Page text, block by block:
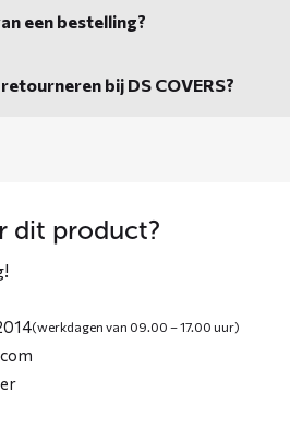
een bestelling?
bij DS COVERS?
dit product?
(werkdagen van 09.00 – 17.00 uur)